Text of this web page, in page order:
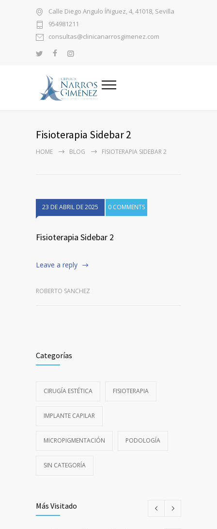
Calle Diego Angulo Íñiguez, 4, 41018, Sevilla
954981211
consultas@clinicanarrosgimenez.com
Fisioterapia Sidebar 2
HOME BLOG FISIOTERAPIA SIDEBAR 2
23 DE ABRIL DE 2025 0 COMMENTS
Fisioterapia Sidebar 2
Leave a reply
ROBERTO SANCHEZ
Categorías
CIRUGÍA ESTÉTICA FISIOTERAPIA
IMPLANTE CAPILAR
MICROPIGMENTACIÓN PODOLOGÍA
SIN CATEGORÍA
Más Visitado